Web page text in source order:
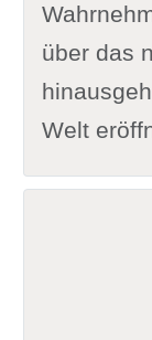
über das
Welt